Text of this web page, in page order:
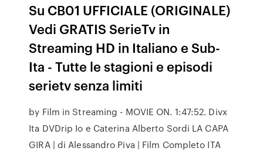
Su CB01 UFFICIALE (ORIGINALE)
Vedi GRATIS SerieTv in
Streaming HD in Italiano e Sub-
Ita - Tutte le stagioni e episodi
serietv senza limiti
by Film in Streaming - MOVIE ON. 1:47:52. Divx
Ita DVDrip Io e Caterina Alberto Sordi LA CAPA
GIRA | di Alessandro Piva | Film Completo ITA